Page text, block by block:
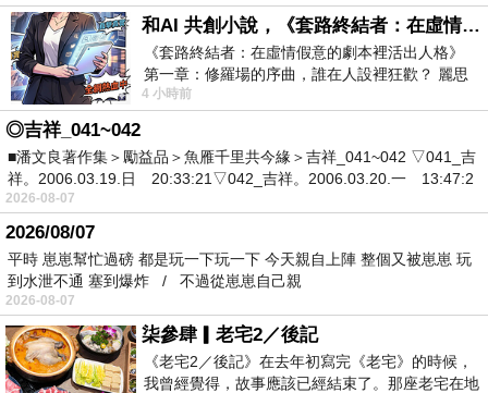
炸了一塊豬排，有點小失望，沒君悅排骨那麼
香。
和AI 共創小說，《套路終結者：在虛情假意的劇本裡活出人格》
《套路終結者：在虛情假意的劇本裡活出人格》
第一章：修羅場的序曲，誰在人設裡狂歡？ 麗思
卡爾頓酒店的總統套房內，燈光昏
4 小時前
◎吉祥_041~042
■潘文良著作集＞勵益品＞魚雁千里共今緣＞吉祥_041~042 ▽041_吉
祥。2006.03.19.日 20:33:21▽042_吉祥。2006.03.20.一 13:47:2
2026-08-07
2026/08/07
平時 崽崽幫忙過磅 都是玩一下玩一下 今天親自上陣 整個又被崽崽 玩
到水泄不通 塞到爆炸 / 不過從崽崽自己親
2026-08-07
柒參肆▎老宅2／後記
《老宅2／後記》在去年初寫完《老宅》的時候，
我曾經覺得，故事應該已經結束了。那座老宅在地